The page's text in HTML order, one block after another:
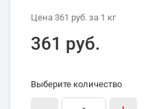
Цена 361 руб. за 1 кг
361 руб.
Выберите количество